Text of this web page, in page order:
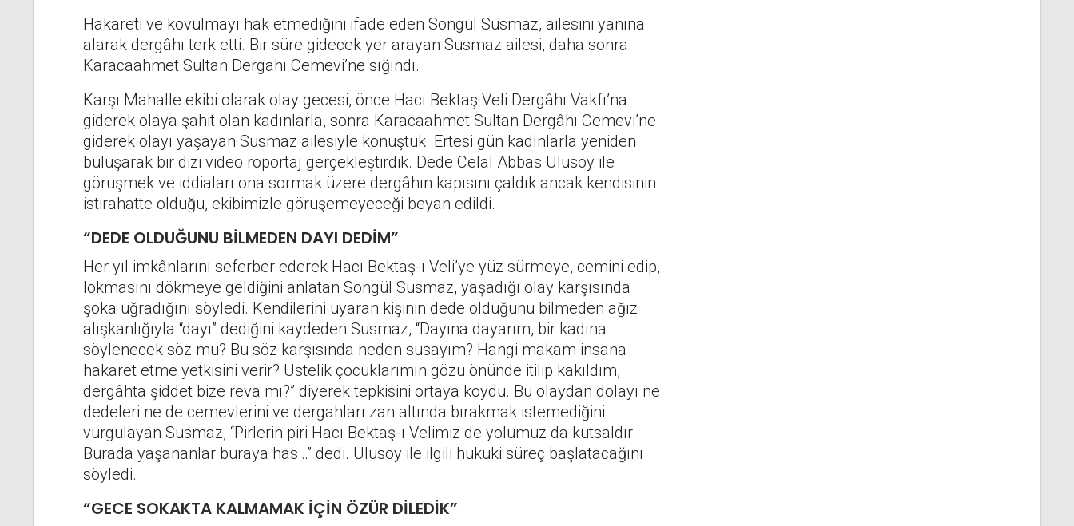
Hakareti ve kovulmayı hak etmediğini ifade eden Songül Susmaz, ailesini yanına
alarak dergâhı terk etti. Bir süre gidecek yer arayan Susmaz ailesi, daha sonra
Karacaahmet Sultan Dergahı Cemevi’ne sığındı.
Karşı Mahalle ekibi olarak olay gecesi, önce Hacı Bektaş Veli Dergâhı Vakfı’na
giderek olaya şahit olan kadınlarla, sonra Karacaahmet Sultan Dergâhı Cemevi’ne
giderek olayı yaşayan Susmaz ailesiyle konuştuk. Ertesi gün kadınlarla yeniden
buluşarak bir dizi video röportaj gerçekleştirdik. Dede Celal Abbas Ulusoy ile
görüşmek ve iddiaları ona sormak üzere dergâhın kapısını çaldık ancak kendisinin
istirahatte olduğu, ekibimizle görüşemeyeceği beyan edildi.
“DEDE OLDUĞUNU BİLMEDEN DAYI DEDİM”
Her yıl imkânlarını seferber ederek Hacı Bektaş-ı Veli’ye yüz sürmeye, cemini edip,
lokmasını dökmeye geldiğini anlatan Songül Susmaz, yaşadığı olay karşısında
şoka uğradığını söyledi. Kendilerini uyaran kişinin dede olduğunu bilmeden ağız
alışkanlığıyla “dayı” dediğini kaydeden Susmaz, “Dayına dayarım, bir kadına
söylenecek söz mü? Bu söz karşısında neden susayım? Hangi makam insana
hakaret etme yetkisini verir? Üstelik çocuklarımın gözü önünde itilip kakıldım,
dergâhta şiddet bize reva mı?” diyerek tepkisini ortaya koydu. Bu olaydan dolayı ne
dedeleri ne de cemevlerini ve dergahları zan altında bırakmak istemediğini
vurgulayan Susmaz, “Pirlerin piri Hacı Bektaş-ı Velimiz de yolumuz da kutsaldır.
Burada yaşananlar buraya has…” dedi. Ulusoy ile ilgili hukuki süreç başlatacağını
söyledi.
“GECE SOKAKTA KALMAMAK İÇİN ÖZÜR DİLEDİK”